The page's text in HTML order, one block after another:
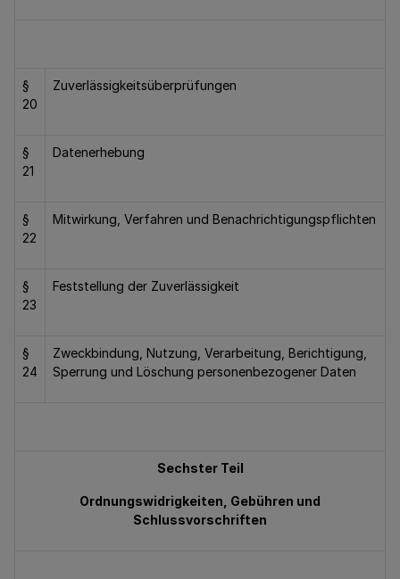
§
20
Zuverlässigkeitsüberprüfungen
§
21
Datenerhebung
§
22
Mitwirkung, Verfahren und Benachrichtigungspflichten
§
23
Feststellung der Zuverlässigkeit
§
24
Zweckbindung, Nutzung, Verarbeitung, Berichtigung,
Sperrung und Löschung personenbezogener Daten
Sechster Teil
Ordnungswidrigkeiten, Gebühren und
Schlussvorschriften